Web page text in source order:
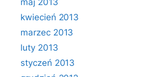
maj 2013
kwiecień 2013
marzec 2013
luty 2013
styczeń 2013